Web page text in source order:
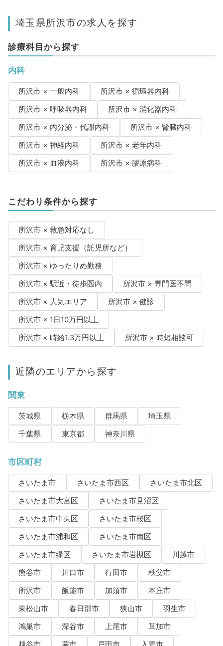
埼玉県所沢市の求人を探す
診療科目から探す
内科
所沢市 × 一般内科
所沢市 × 循環器内科
所沢市 × 呼吸器内科
所沢市 × 消化器内科
所沢市 × 内分泌・代謝内科
所沢市 × 腎臓内科
所沢市 × 神経内科
所沢市 × 老年内科
所沢市 × 血液内科
所沢市 × 膠原病科
こだわり条件から探す
所沢市 × 救急対応なし
所沢市 × 育児支援（託児所など）
所沢市 × ゆったりめ勤務
所沢市 × 駅近・徒歩圏内
所沢市 × 専門医不問
所沢市 × 人気エリア
所沢市 × 健診
所沢市 × 1日10万円以上
所沢市 × 時給1.3万円以上
所沢市 × 時短相談可
近隣のエリアから探す
関東
茨城県 栃木県 群馬県
埼玉県
千葉県
東京都 神奈川県
市区町村
さいたま市 さいたま市西区
さいたま市北区
さいたま市大宮区
さいたま市見沼区
さいたま市中央区
さいたま市桜区
さいたま市浦和区
さいたま市南区
さいたま市緑区
さいたま市岩槻区
川越市
熊谷市
川口市 行田市
秩父市
所沢市
飯能市 加須市
本庄市
東松山市
春日部市 狭山市
羽生市
鴻巣市
深谷市 上尾市
草加市